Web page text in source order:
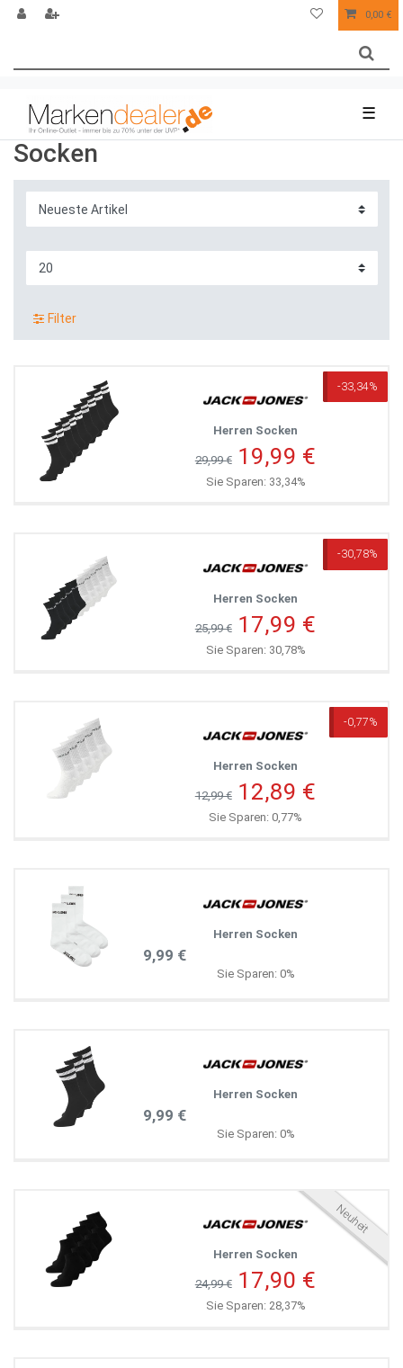
0,00 €
☰
Socken
Filter
-33,34%
Herren Socken
29,99 € 19,99 €
Sie Sparen: 33,34%
-30,78%
Herren Socken
25,99 € 17,99 €
Sie Sparen: 30,78%
-0,77%
Herren Socken
12,99 € 12,89 €
Sie Sparen: 0,77%
Herren Socken
9,99 €
Sie Sparen: 0%
Herren Socken
9,99 €
Sie Sparen: 0%
Neuheit
Herren Socken
24,99 € 17,90 €
Sie Sparen: 28,37%